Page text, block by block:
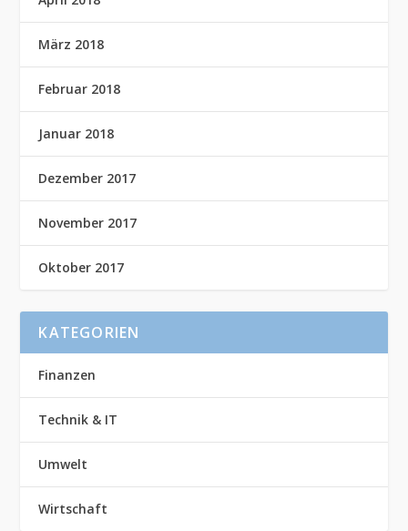
März 2018
Februar 2018
Januar 2018
Dezember 2017
November 2017
Oktober 2017
KATEGORIEN
Finanzen
Technik & IT
Umwelt
Wirtschaft